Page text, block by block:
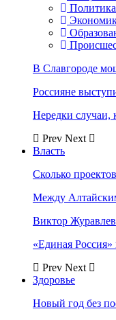
Политика
В Славгороде
Россияне
Нередки случаи,
Prev Next
Власть
Сколько
Между
Виктор
«Единая Россия»
Prev Next
Здоровье
Новый год без